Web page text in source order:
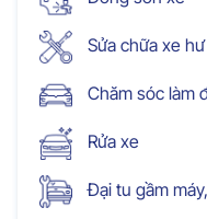
Sửa chữa xe
Chăm sóc làm
Rửa xe
Đại tu gầm